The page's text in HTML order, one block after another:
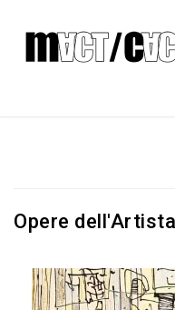
Opere dell'Artista